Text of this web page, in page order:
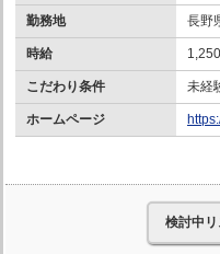
勤務地 長野
時給
こだわり条件 未経
ホームページ
検討中